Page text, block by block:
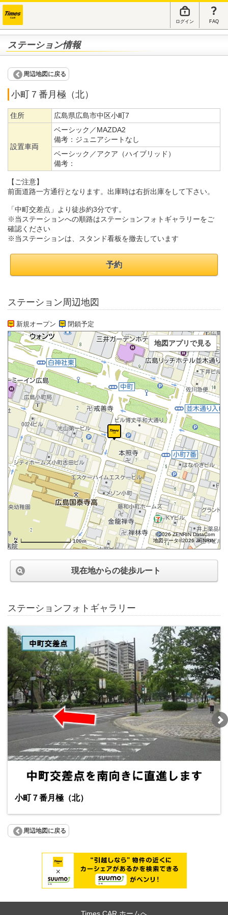
ログイン FAQ
ステーション情報
周辺地図に戻る
小町７番月極（北）
住所 広島県広島市中区小町7
設置車両
ベーシック／MAZDA2
備考： ジュニアシートなし
ベーシック／アクア（ハイブリッド）
備考：
【ご注意】
前面道路一方通行となります。出庫時は右折出庫をして下さい。
「中町交差点」より徒歩約3分です。
※当ステーションへの順路はステーションフォトギャラリーをご
確認ください
※当ステーションは、スタンド看板を撤去しています
予約
ステーション周辺地図
新規オープン 閉鎖予定
100m
©2026 ZENRIN DataCom
地図データ©2026 ZENRIN
地図アプリで見る
現在地からの徒歩ルート
ステーションフォトギャラリー
小町７番月極（北）
周辺地図に戻る